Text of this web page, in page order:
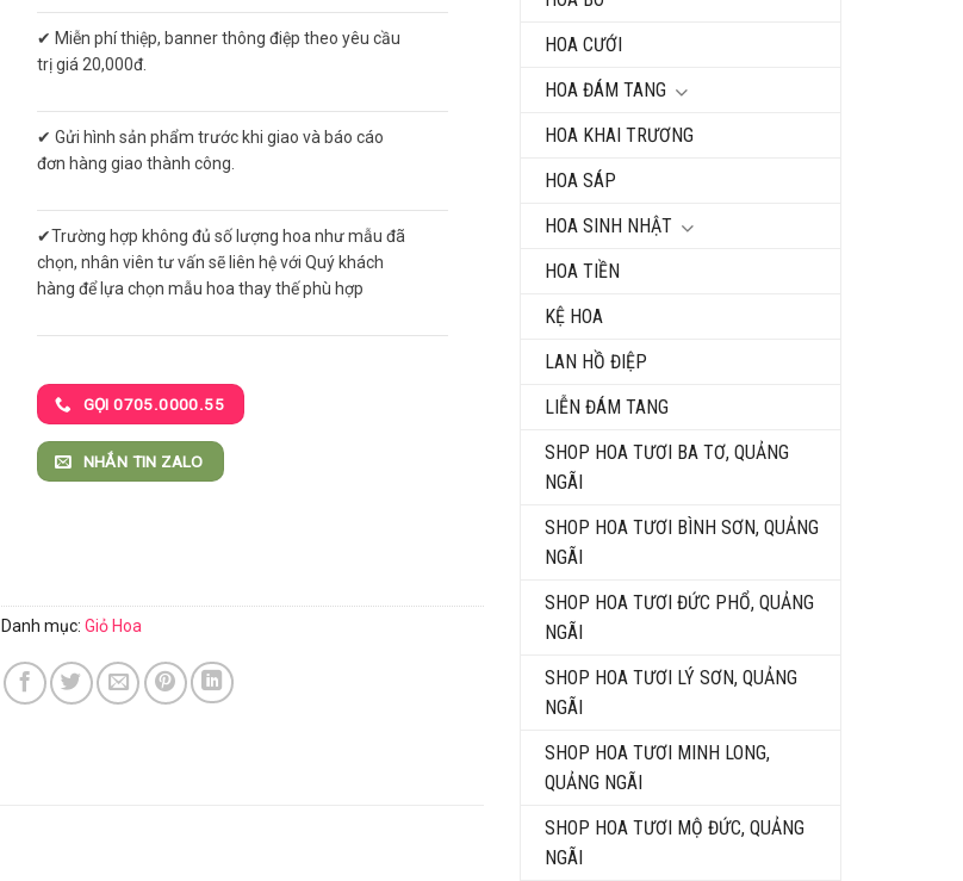
HOA CƯỚI
HOA ĐÁM TANG
HOA KHAI TRƯƠNG
HOA SÁP
HOA SINH NHẬT
HOA TIỀN
KỆ HOA
LAN HỒ ĐIỆP
LIỄN ĐÁM TANG
SHOP HOA TƯƠI BA TƠ, QUẢNG
NGÃI
SHOP HOA TƯƠI BÌNH SƠN, QUẢNG
NGÃI
SHOP HOA TƯƠI ĐỨC PHỔ, QUẢNG
NGÃI
SHOP HOA TƯƠI LÝ SƠN, QUẢNG
NGÃI
SHOP HOA TƯƠI MINH LONG,
QUẢNG NGÃI
SHOP HOA TƯƠI MỘ ĐỨC, QUẢNG
NGÃI
✔ Miễn phí thiệp, banner thông điệp theo yêu cầu
trị giá 20,000đ.
✔ Gửi hình sản phẩm trước khi giao và báo cáo
đơn hàng giao thành công.
✔Trường hợp không đủ số lượng hoa như mẫu đã
chọn, nhân viên tư vấn sẽ liên hệ với Quý khách
hàng để lựa chọn mẫu hoa thay thế phù hợp
GỌI 0705.0000.55
NHẮN TIN ZALO
Danh mục: Giỏ Hoa